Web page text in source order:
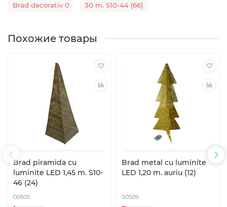
Brad decorativ 0 30 m. S10-44 (66)
Похожие товары
Brad piramida cu
luminite LED 1,45 m. S10-
46 (24)
00505
Brad metal cu luminite
LED 1,20 m. auriu (12)
00509